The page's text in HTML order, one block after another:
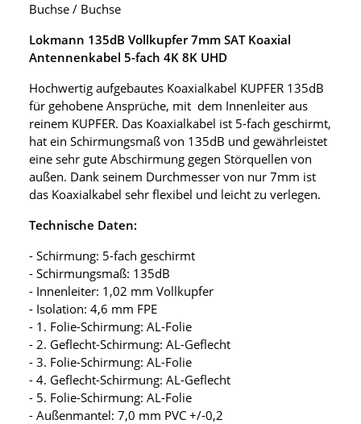
Buchse / Buchse
Lokmann 135dB Vollkupfer 7mm SAT Koaxial
Antennenkabel 5-fach 4K 8K UHD
Hochwertig aufgebautes Koaxialkabel KUPFER 135dB
für gehobene Ansprüche, mit dem Innenleiter aus
reinem KUPFER. Das Koaxialkabel ist 5-fach geschirmt,
hat ein Schirmungsmaß von 135dB und gewährleistet
eine sehr gute Abschirmung gegen Störquellen von
außen. Dank seinem Durchmesser von nur 7mm ist
das Koaxialkabel sehr flexibel und leicht zu verlegen.
Technische Daten:
- Schirmung: 5-fach geschirmt
- Schirmungsmaß: 135dB
- Innenleiter: 1,02 mm Vollkupfer
- Isolation: 4,6 mm FPE
- 1. Folie-Schirmung: AL-Folie
- 2. Geflecht-Schirmung: AL-Geflecht
- 3. Folie-Schirmung: AL-Folie
- 4. Geflecht-Schirmung: AL-Geflecht
- 5. Folie-Schirmung: AL-Folie
- Außenmantel: 7,0 mm PVC +/-0,2